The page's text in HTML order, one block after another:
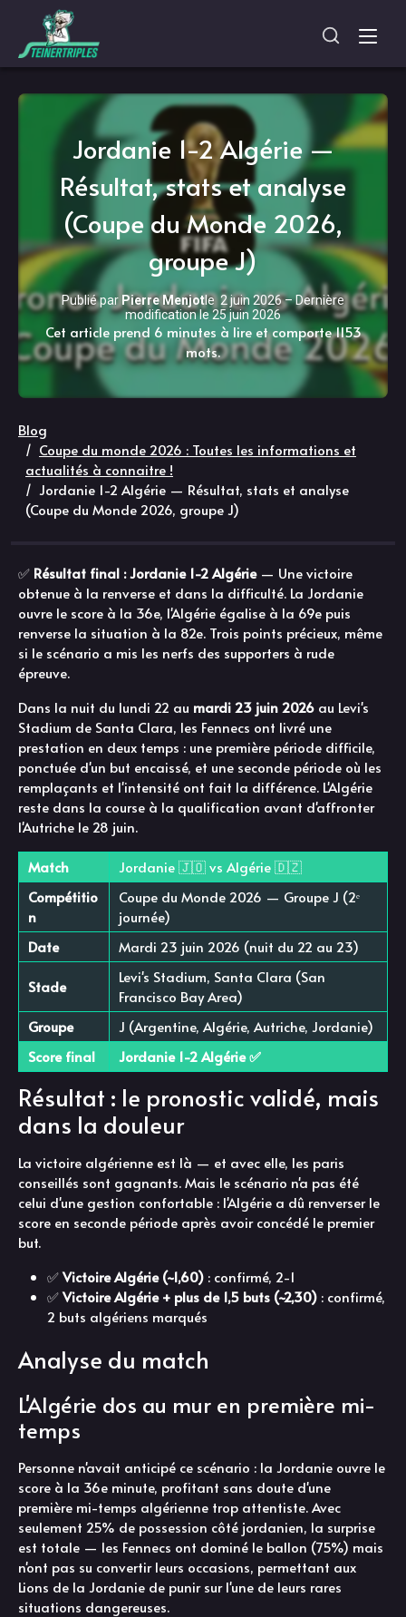
Jordanie 1-2 Algérie —
Résultat, stats et analyse
(Coupe du Monde 2026,
groupe J)
Publié par Pierre Menjotle 2 juin 2026–Dernière
modification le25 juin 2026
Cet article prend 6 minutes à lire et comporte 1153
mots.
Blog
Coupe du monde 2026 : Toutes les informations et
actualités à connaitre !
Jordanie 1-2 Algérie — Résultat, stats et analyse
(Coupe du Monde 2026, groupe J)
✅ Résultat final : Jordanie 1-2 Algérie— Une victoire
obtenue à la renverse et dans la difficulté. La Jordanie
ouvre le score à la 36e, l'Algérie égalise à la 69e puis
renverse la situation à la 82e. Trois points précieux, même
si le scénario a mis les nerfs des supporters à rude
épreuve.
Dans la nuit du lundi 22 au mardi 23 juin 2026 au Levi's
Stadium de Santa Clara, les Fennecs ont livré une
prestation en deux temps : une première période difficile,
ponctuée d'un but encaissé, et une seconde période où les
remplaçants et l'intensité ont fait la différence. L'Algérie
reste dans la course à la qualification avant d'affronter
l'Autriche le 28 juin.
Match
Jordanie 🇯🇴 vs Algérie 🇩🇿
Compétitio
n
Coupe du Monde 2026 — Groupe J (2ᵉ
journée)
Date
Mardi 23 juin 2026 (nuit du 22 au 23)
Stade
Levi's Stadium, Santa Clara (San
Francisco Bay Area)
Groupe
J (Argentine, Algérie, Autriche, Jordanie)
Score final
Jordanie 1-2 Algérie ✅
Résultat : le pronostic validé, mais
dans la douleur
La victoire algérienne est là — et avec elle, les paris
conseillés sont gagnants. Mais le scénario n'a pas été
celui d'une gestion confortable : l'Algérie a dû renverser le
score en seconde période après avoir concédé le premier
but.
✅Victoire Algérie (~1,60) : confirmé, 2-1
✅Victoire Algérie + plus de 1,5 buts (~2,30) : confirmé,
2 buts algériens marqués
Analyse du match
L'Algérie dos au mur en première mi-
temps
Personne n'avait anticipé ce scénario : la Jordanie ouvre le
score à la 36e minute, profitant sans doute d'une
première mi-temps algérienne trop attentiste. Avec
seulement 25% de possession côté jordanien, la surprise
est totale — les Fennecs ont dominé le ballon (75%) mais
n'ont pas su convertir leurs occasions, permettant aux
Lions de la Jordanie de punir sur l'une de leurs rares
situations dangereuses.